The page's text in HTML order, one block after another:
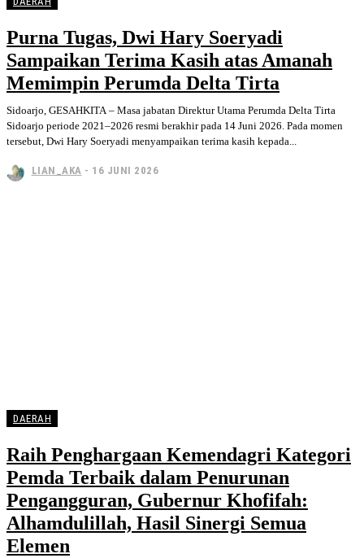
Purna Tugas, Dwi Hary Soeryadi
Sampaikan Terima Kasih atas Amanah
Memimpin Perumda Delta Tirta
‎Sidoarjo, GESAHKITA – Masa jabatan Direktur Utama Perumda Delta Tirta
Sidoarjo periode 2021–2026 resmi berakhir pada 14 Juni 2026. Pada momen
tersebut, Dwi Hary Soeryadi menyampaikan terima kasih kepada...
LIAN_AKA - 16 JUNI 2026
DAERAH
Raih Penghargaan Kemendagri Kategori
Pemda Terbaik dalam Penurunan
Pengangguran, Gubernur Khofifah:
Alhamdulillah, Hasil Sinergi Semua
Elemen